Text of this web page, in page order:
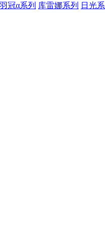
羽冠α系列 库雷娜系列
日光